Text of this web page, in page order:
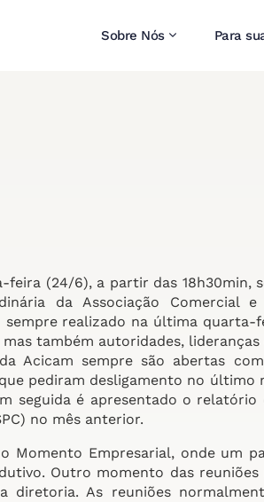
Sobre Nós Para
(24/6), a partir das 18h30min,
da Associação Comercial
realizado na última quarta-
também autoridades,
Acicam sempre são abertas
pediram desligamento no
seguida é apresentado o
no mês anterior.
Momento Empresarial, onde um
Outro momento das reuniões
diretoria. As reuniões